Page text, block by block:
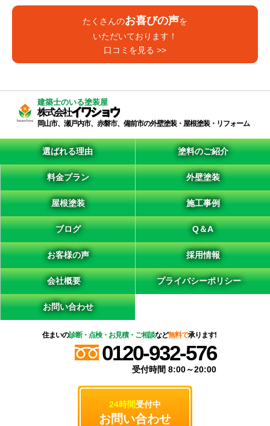
たくさんのお喜びの声を
いただいております！
口コミを見る >>
建築士のいる塗装屋
株式会社イワショウ
岡山市、瀬戸内市、赤磐市、備前市の外壁塗装・屋根塗装・リフォーム
住まいの診断・点検・お見積・ご相談など無料で承ります!
0120-932-576
受付時間 8:00～20:00
24時間受付中
お問い合わせ
選ばれる理由 塗料のご紹介
料金プラン 外壁塗装
屋根塗装 施工事例
ブログ Q＆A
お客様の声 採用情報
会社概要 プライバシーポリシー
お問い合わせ